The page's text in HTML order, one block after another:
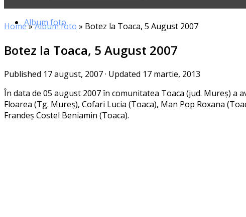
Album foto
Home»Album foto » Botez la Toaca, 5 August 2007
Botez la Toaca, 5 August 2007
Published 17 august, 2007· Updated 17 martie, 2013
În data de 05 august 2007 în comu­ni­ta­tea Toaca (jud. Mureș) a
Floarea (Tg. Mureș), Cofari Lucia (Toaca), Man Pop Roxana
Frandeș Costel Beniamin (Toaca).